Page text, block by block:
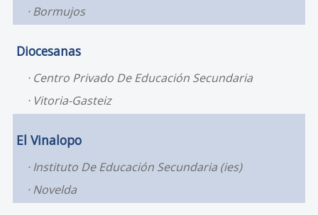
Bormujos
Diocesanas
Centro Privado De Educación Secundaria
Vitoria-Gasteiz
El Vinalopo
Instituto De Educación Secundaria (ies)
Novelda